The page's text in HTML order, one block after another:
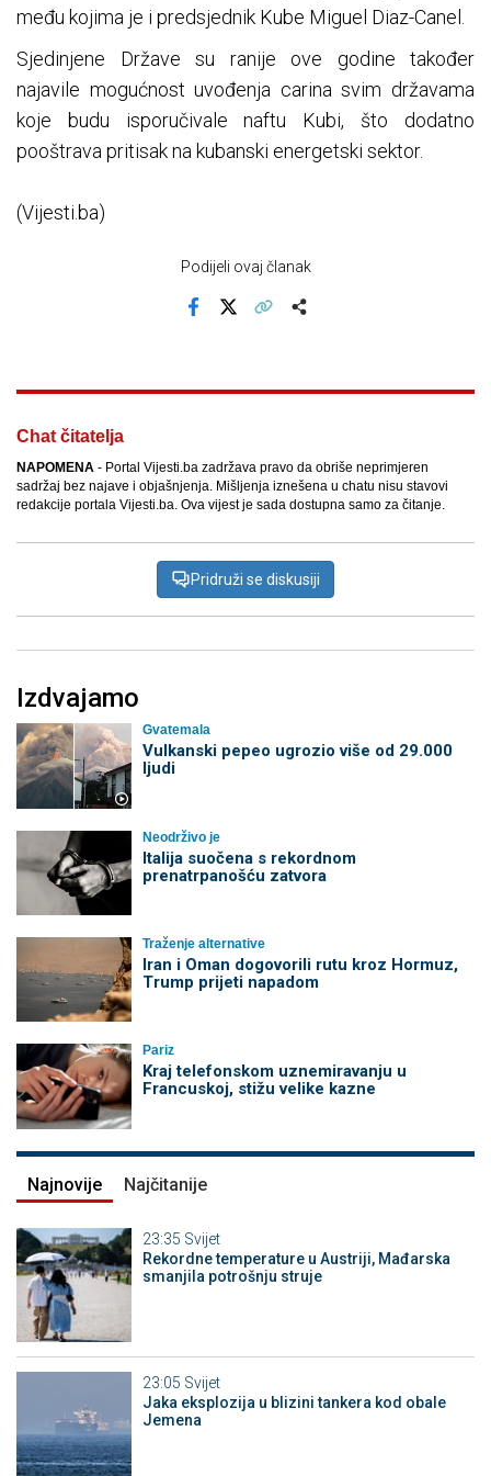
među kojima je i predsjednik Kube Miguel Diaz-Canel.
Sjedinjene Države su ranije ove godine također
najavile mogućnost uvođenja carina svim državama
koje budu isporučivale naftu Kubi, što dodatno
pooštrava pritisak na kubanski energetski sektor.
(Vijesti.ba)
Podijeli ovaj članak
Chat čitatelja
NAPOMENA - Portal Vijesti.ba zadržava pravo da obriše neprimjeren
sadržaj bez najave i objašnjenja. Mišljenja iznešena u chatu nisu stavovi
redakcije portala Vijesti.ba. Ova vijest je sada dostupna samo za čitanje.
Pridruži se diskusiji
Izdvajamo
Gvatemala
Vulkanski pepeo ugrozio više od 29.000
ljudi
Neodrživo je
Italija suočena s rekordnom
prenatrpanošću zatvora
Traženje alternative
Iran i Oman dogovorili rutu kroz Hormuz,
Trump prijeti napadom
Pariz
Kraj telefonskom uznemiravanju u
Francuskoj, stižu velike kazne
Najnovije Najčitanije
23:35 Svijet
Rekordne temperature u Austriji, Mađarska
smanjila potrošnju struje
23:05 Svijet
Jaka eksplozija u blizini tankera kod obale
Jemena